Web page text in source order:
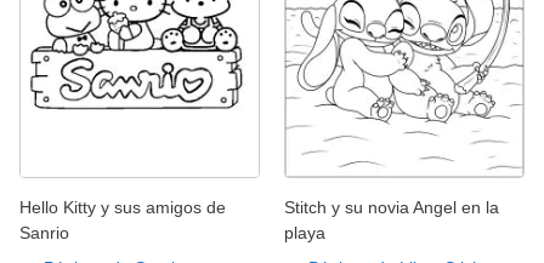
Hello Kitty y sus amigos de
Sanrio
Stitch y su novia Angel en la
playa